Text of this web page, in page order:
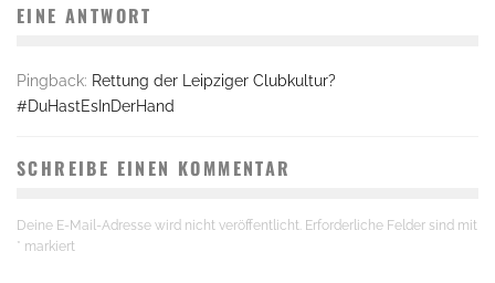
EINE ANTWORT
Pingback: Rettung der Leipziger Clubkultur?
#DuHastEsInDerHand
SCHREIBE EINEN KOMMENTAR
Deine E-Mail-Adresse wird nicht veröffentlicht. Erforderliche Felder sind mit
* markiert